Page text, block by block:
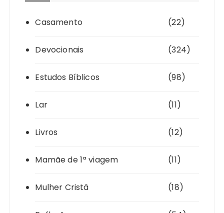
Casamento (22)
Devocionais (324)
Estudos Bíblicos (98)
Lar (11)
Livros (12)
Mamãe de 1ª viagem (11)
Mulher Cristã (18)